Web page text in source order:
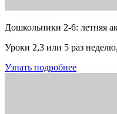
Дошкольники 2-6: летняя
Уроки 2,3 или 5 раз
Узнать подробнее